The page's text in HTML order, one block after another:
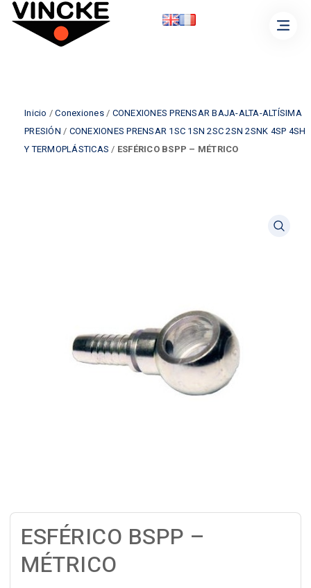
Inicio /Conexiones/ CONEXIONES PRENSAR BAJA-ALTA-ALTÍSIMA
PRESIÓN / CONEXIONES PRENSAR 1SC 1SN 2SC 2SN 2SNK 4SP 4SH
Y TERMOPLÁSTICAS / ESFÉRICO BSPP – MÉTRICO
ESFÉRICO BSPP –
MÉTRICO